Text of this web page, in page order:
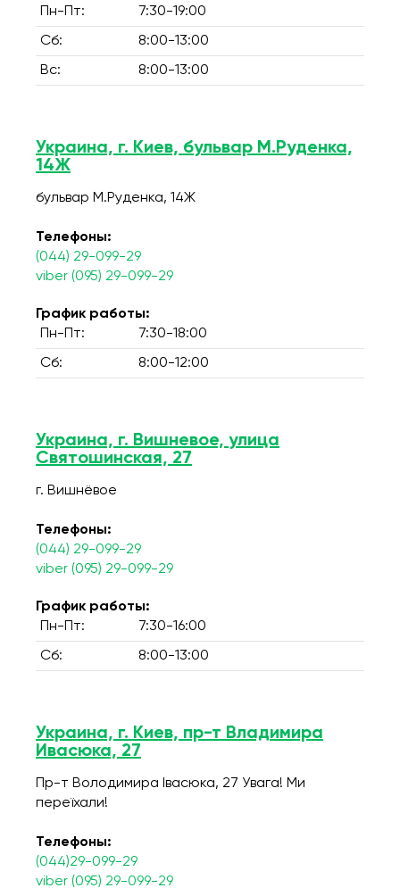
Пн-Пт:
7:30-19:00
Сб: 8:00-13:00
Вс: 8:00-13:00
Украина, г. Киев, бульвар М.Руденка,
14Ж
бульвар М.Руденка, 14Ж
Телефоны:
(044) 29-099-29
viber (095) 29-099-29
График работы:
Пн-Пт:
7:30-18:00
Сб: 8:00-12:00
Украина, г. Вишневое, улица
Святошинская, 27
г. Вишнёвое
Телефоны:
(044) 29-099-29
viber (095) 29-099-29
График работы:
Пн-Пт:
7:30-16:00
Сб: 8:00-13:00
Украина, г. Киев, пр-т Владимира
Ивасюка, 27
Пр-т Володимира Івасюка, 27 Увага! Ми
переїхали!
Телефоны:
(044)29-099-29
viber (095) 29-099-29